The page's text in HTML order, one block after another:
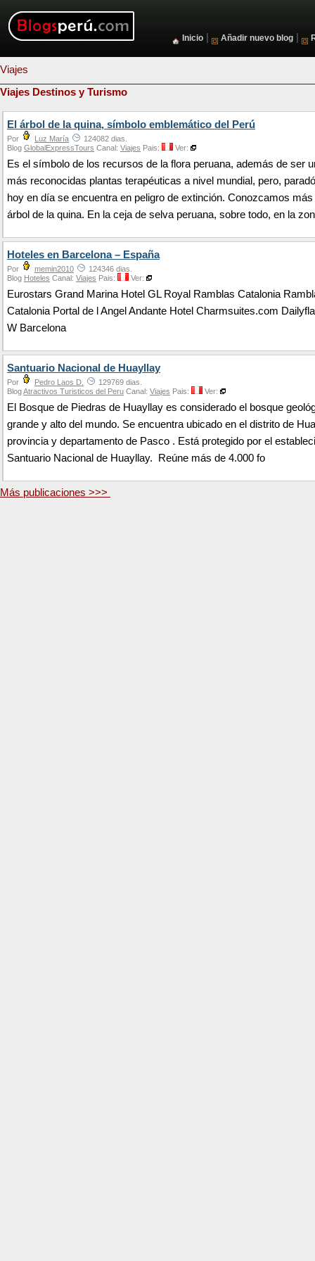
Inicio Añadir nuevo blog
Viajes
Viajes Destinos y Turismo
El árbol de la quina, símbolo emblemático del Perú
Por Luz María
124082 dias.
Blog GlobalExpressTours Canal: Viajes Pais: Ver:
Es el símbolo de los recursos de la flora peruana, además de ser
más reconocidas plantas terapéuticas a nivel mundial, pero,
hoy en día se encuentra en peligro de extinción. Conozcamos
árbol de la quina. En la ceja de selva peruana, sobre todo, en la
Hoteles en Barcelona – España
Por memin2010
124346 dias.
Blog Hoteles Canal: Viajes Pais: Ver:
Eurostars Grand Marina Hotel GL Royal Ramblas Catalonia
Catalonia Portal de l Angel Andante Hotel Charmsuites.com
W Barcelona
Santuario Nacional de Huayllay
Por Pedro Laos D.
129769 dias.
BlogAtractivos Turisticos del Peru Canal: Viajes Pais: Ver:
El Bosque de Piedras de Huayllay es considerado el bosque
grande y alto del mundo. Se encuentra ubicado en el distrito de
provincia y departamento de Pasco . Está protegido por el
Santuario Nacional de Huayllay. Reúne más de 4.000 fo
Más publicaciones >>>